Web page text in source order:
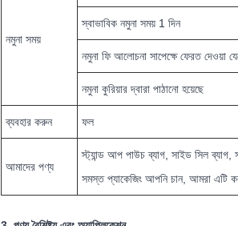
নমুনা সময়
স্বাভাবিক নমুনা সময় 1 দিন
নমুনা ফি আলোচনা সাপেক্ষে ফেরত দেওয়া
নমুনা কুরিয়ার দ্বারা পাঠানো হয়েছে
ব্যবহার করুন ফল
আমাদের পণ্য
স্ট্যান্ড আপ পাউচ ব্যাগ, সাইড সিল ব্যাগ,
সমস্ত প্যাকেজিং আপনি চান, আমরা এটি